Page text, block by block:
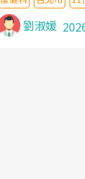
灸及物理徒手
類止痛藥都效
起來,多年失眠
劉淑媛